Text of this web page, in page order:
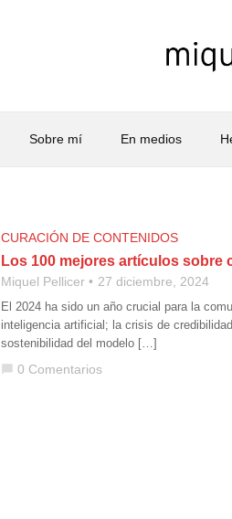
Sobre mí En medios
CURACIÓN DE CONTENIDOS
Los 100 mejores artículos sobre
Miquel Pellicer 27 diciembre, 2024
El 2024 ha sido un año crucial para la
inteligencia artificial; la crisis de
sostenibilidad del modelo […]
chat_bubble 0 Comentarios